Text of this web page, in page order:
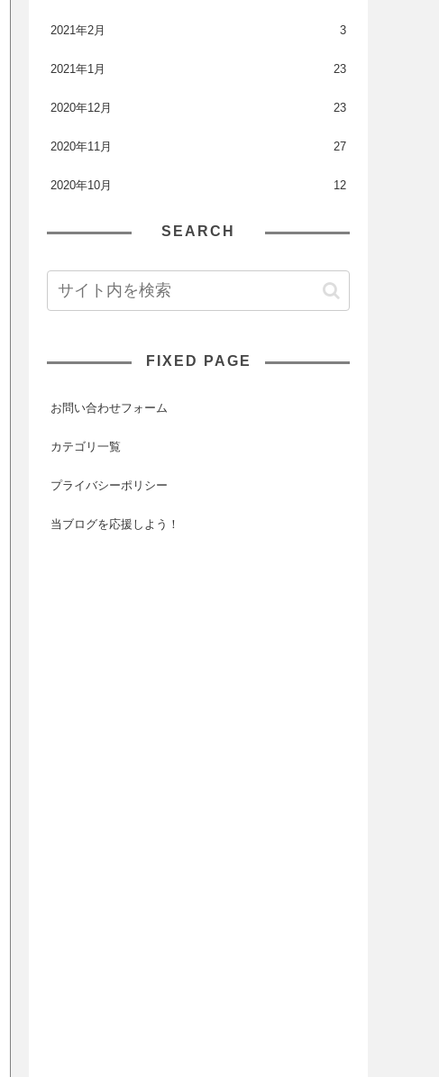
2021年2月 3
2021年1月 23
2020年12月 23
2020年11月 27
2020年10月 12
SEARCH
FIXED PAGE
お問い合わせフォーム
カテゴリ一覧
プライバシーポリシー
当ブログを応援しよう！